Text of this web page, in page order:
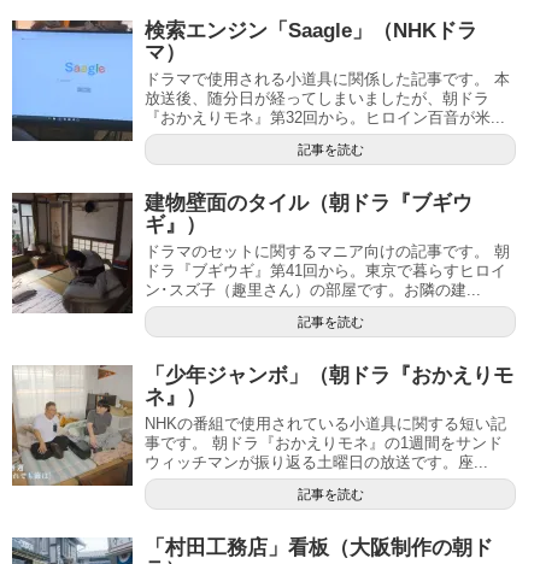
検索エンジン「Saagle」（NHKドラ
マ）
ドラマで使用される小道具に関係した記事です。 本
放送後、随分日が経ってしまいましたが、朝ドラ
『おかえりモネ』第32回から。ヒロイン百音が米...
記事を読む
建物壁面のタイル（朝ドラ『ブギウ
ギ』）
ドラマのセットに関するマニア向けの記事です。 朝
ドラ『ブギウギ』第41回から。東京で暮らすヒロイ
ン･スズ子（趣里さん）の部屋です。お隣の建...
記事を読む
「少年ジャンボ」（朝ドラ『おかえりモ
ネ』）
NHKの番組で使用されている小道具に関する短い記
事です。 朝ドラ『おかえりモネ』の1週間をサンド
ウィッチマンが振り返る土曜日の放送です。座...
記事を読む
「村田工務店」看板（大阪制作の朝ド